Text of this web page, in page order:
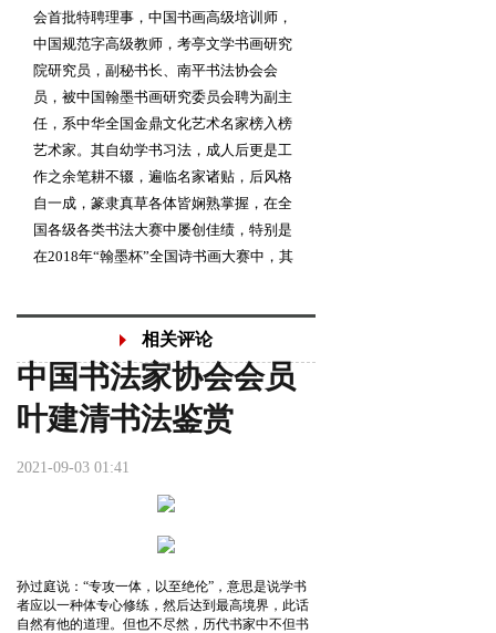
会首批特聘理事，中国书画高级培训师，
中国规范字高级教师，考亭文学书画研究
院研究员，副秘书长、南平书法协会会
员，被中国翰墨书画研究委员会聘为副主
任，系中华全国金鼎文化艺术名家榜入榜
艺术家。其自幼学书习法，成人后更是工
作之余笔耕不辍，遍临名家诸贴，后风格
自一成，篆隶真草各体皆娴熟掌握，在全
国各级各类书法大赛中屡创佳绩，特别是
在2018年“翰墨杯”全国诗书画大赛中，其
相关评论
中国书法家协会会员
叶建清书法鉴赏
2021-09-03 01:41
孙过庭说：“专攻一体，以至绝伦”，意思是说学书
者应以一种体专心修练，然后达到最高境界，此话
自然有他的道理。但也不尽然，历代书家中不但书